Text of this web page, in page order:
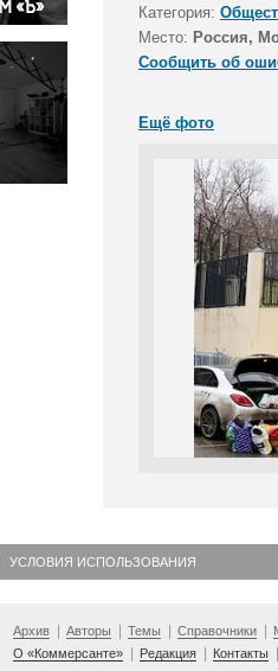
Категория:
Место: Россия,
Сообщить об
Ещё фото
УСЛОВИЯ ИСПОЛЬЗОВАНИЯ
Архив Авторы Темы Справочники
О «Коммерсанте»
Редакция Контакты